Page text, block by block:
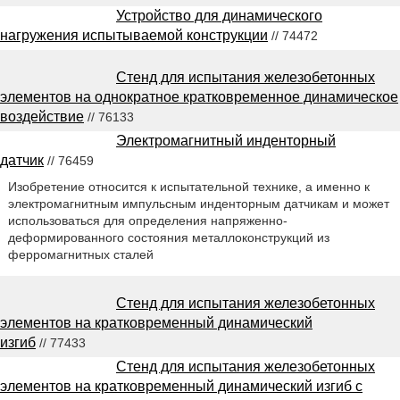
Устройство для динамического
нагружения испытываемой конструкции // 74472
Стенд для испытания железобетонных
элементов на однократное кратковременное динамическое
воздействие // 76133
Электромагнитный инденторный
датчик // 76459
Изобретение относится к испытательной технике, а именно к
электромагнитным импульсным инденторным датчикам и может
использоваться для определения напряженно-
деформированного состояния металлоконструкций из
ферромагнитных сталей
Стенд для испытания железобетонных
элементов на кратковременный динамический
изгиб // 77433
Стенд для испытания железобетонных
элементов на кратковременный динамический изгиб с